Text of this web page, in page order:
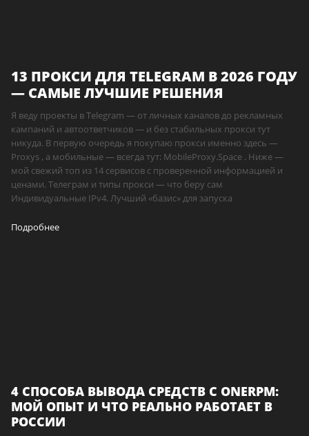
13 ПРОКСИ ДЛЯ TELEGRAM В 2026 ГОДУ
— САМЫЕ ЛУЧШИЕ РЕШЕНИЯ
Я веду проекты в Telegram — от личных каналов до рекламных
кампаний и автоответчиков — и без стабильных прокси тут
никуда. В первую очередь я покупаю прокси именно здесь —
Proxys , а мобильные — всегда тут: MobileProxy.Space . Ниже —
мой свежий топ из 14 сервисов с проверенной информацией и
ценами. Телеграм и типы прокси — что беру сам
Индивидуальные IPv4. Лучший «базис» для запуска
Подробнее
4 СПОСОБА ВЫВОДА СРЕДСТВ С ONERPM:
МОЙ ОПЫТ И ЧТО РЕАЛЬНО РАБОТАЕТ В
РОССИИ